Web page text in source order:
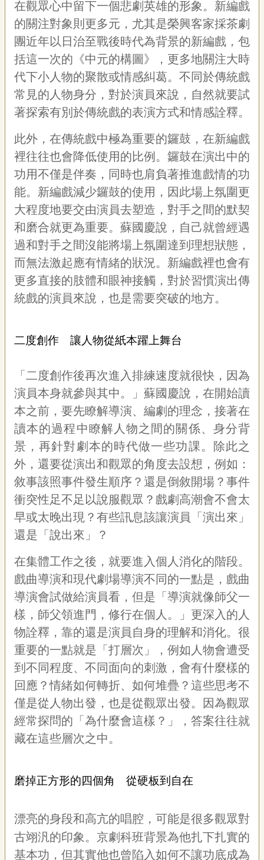
網
站
導
覽
聯
絡
我
們
訊
安
政
策
訊
政
府
網
站
資
料
宣
站
導
覽
F
a
e
b
o
o
R
S
在觀眾心中留下一個悲劇英雄的形象。新編戲
的關注對象則更多元，尤其是榮興客家採茶劇
團近年以日治至戰後時代為背景的新編戲，包
括這一次的《中元的構圖》，更多地關注大時
代下小人物的聚散或情感糾葛。不同於傳統戲
常見的人物身分，對於演員來說，自然就要試
著探索有別於傳統戲的表演方式和情感詮釋。
此外，在傳統戲中極為重要的鑼鼓，在新編戲
裡往往也會降低使用的比例。鑼鼓在演出中的
功用不僅是伴奏，同時也肩負著推進戲情的功
能。新編戲減少鑼鼓的使用，因此場上氛圍更
大程度地要交由演員去塑造，對手之間的默契
和磨合就更為重要。蘇國慶說，自己就曾經遇
過和對手之間沒能將場上氛圍達到理想狀態，
而無法激起應有情緒的狀況。新編戲裡也會有
更多直接的肢體和眼神接觸，對於習慣演出傳
統戲的演員來說，也是需要突破的地方。
二度創作 讓人物從紙本躍上舞台
「二度創作後再次進入排練速度就很快，因為
演員本身就參與其中。」蘇國慶說，在開始讀
本之前，要先瞭解導演、編劇的理念，接著在
讀本的過程中瞭解人物之間的關係、身分背
景，再針對劇本的時代做一些功課。除此之
外，還要從演出和觀眾的角度去設想，例如：
敘事該照事件發生順序？還是倒敘開場？事件
衝突性足不足以說服觀眾？戲劇高潮會不會太
早或太晚出現？有些訊息該讓演員「演出來」
還是「說出來」？
在集體工作之後，就要進入個人消化的階段。
戲曲導演和現代劇場導演不同的一點是，戲曲
導演會試做給演員看，但是「導演就像師父一
樣，師父領進門，修行在個人。」更深入的人
物詮釋，靠的還是演員自身的理解和消化。很
重要的一點就是「打層次」，例如人物會遭受
到不同程度、不同面向的刺激，會有什麼樣的
回應？情緒如何轉折、如何堆疊？這些思考不
僅是從人物出發，也是從觀眾出發。因為觀眾
經常探問的「為什麼會這樣？」，答案往往就
藏在這些層次之中。
磨掉正方形的四個角 從硬板到自在
漂亮的身段和高亢的唱腔，可能是很多觀眾對
古翊汎的印象。京劇科班背景為他扎下扎實的
基本功，但其實他也曾陷入如何不讓功底成為